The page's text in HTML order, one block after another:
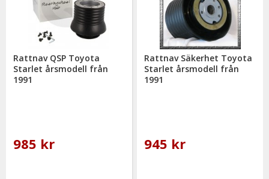
mail: info@mrtuning.se
Rattnav QSP Toyota
Starlet årsmodell från
1991
985 kr
Rattnav Säkerhet Toyota
Starlet årsmodell från
1991
945 kr